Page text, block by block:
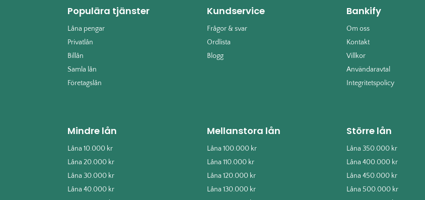
Populära tjänster
Låna pengar
Privatlån
Billån
Samla lån
Företagslån
Kundservice
Frågor & svar
Ordlista
Blogg
Bankify
Om oss
Kontakt
Villkor
Användaravtal
Integritetspolicy
Mindre lån
Låna 10.000 kr
Låna 20.000 kr
Låna 30.000 kr
Låna 40.000 kr
Mellanstora lån
Låna 100.000 kr
Låna 110.000 kr
Låna 120.000 kr
Låna 130.000 kr
Större lån
Låna 350.000 kr
Låna 400.000 kr
Låna 450.000 kr
Låna 500.000 kr